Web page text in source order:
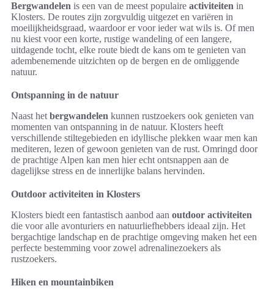
Bergwandelen is een van de meest populaire activiteiten in
Klosters. De routes zijn zorgvuldig uitgezet en variëren in
moeilijkheidsgraad, waardoor er voor ieder wat wils is. Of men
nu kiest voor een korte, rustige wandeling of een langere,
uitdagende tocht, elke route biedt de kans om te genieten van
adembenemende uitzichten op de bergen en de omliggende
natuur.
Ontspanning in de natuur
Naast het bergwandelen kunnen rustzoekers ook genieten van
momenten van ontspanning in de natuur. Klosters heeft
verschillende stiltegebieden en idyllische plekken waar men kan
mediteren, lezen of gewoon genieten van de rust. Omringd door
de prachtige Alpen kan men hier echt ontsnappen aan de
dagelijkse stress en de innerlijke balans hervinden.
Outdoor activiteiten in Klosters
Klosters biedt een fantastisch aanbod aan outdoor activiteiten
die voor alle avonturiers en natuurliefhebbers ideaal zijn. Het
bergachtige landschap en de prachtige omgeving maken het een
perfecte bestemming voor zowel adrenalinezoekers als
rustzoekers.
Hiken en mountainbiken